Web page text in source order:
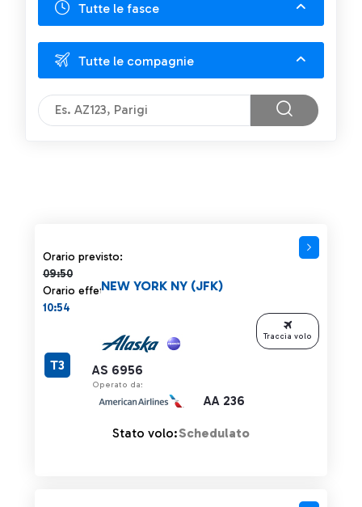
Tutte le fasce
Tutte le compagnie
Orario previsto:
09:50
Orario previsto 09:50 barrato
Orario effettivo:
10:54
AS 6956
Operato da:
AA 236
NEW YORK NY (JFK)
T3
Stato volo:Schedulato
Traccia volo